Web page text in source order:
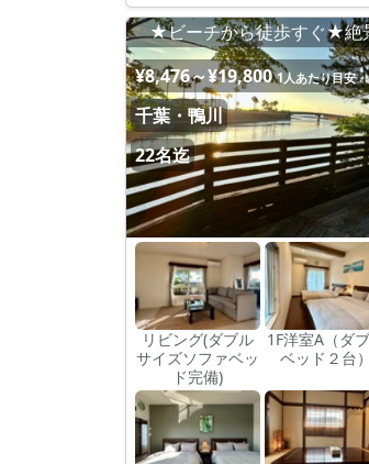
★ビーチから徒歩すぐ★絶
¥8,476～¥19,800 1人あたり目安
千葉・鴨川
22名迄
リビング(ダブル
サイズソファベッ
ド完備)
1F洋室A（ダ
ベッド２台）